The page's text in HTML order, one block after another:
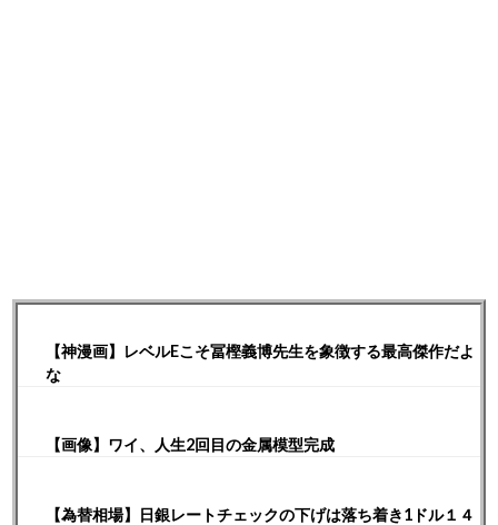
【神漫画】レベルEこそ冨樫義博先生を象徴する最高傑作だよ
な
【画像】ワイ、人生2回目の金属模型完成
【為替相場】日銀レートチェックの下げは落ち着き1ドル１４